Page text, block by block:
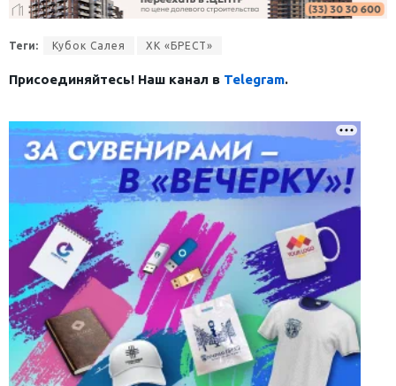
Теги: Кубок Салея ХК «БРЕСТ»
Присоединяйтесь! Наш канал в Telegram.